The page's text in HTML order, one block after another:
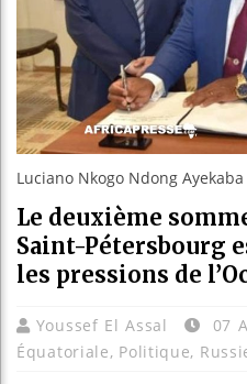
Luciano Nkogo Ndong Ayekaba
Le deuxième
Saint-Pétersbourg
les pressions de
Youssef El Assal 07
Équatoriale, Politique,